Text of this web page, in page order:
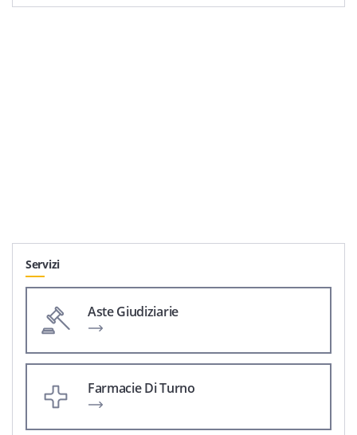
Servizi
Aste Giudiziarie
Farmacie Di Turno